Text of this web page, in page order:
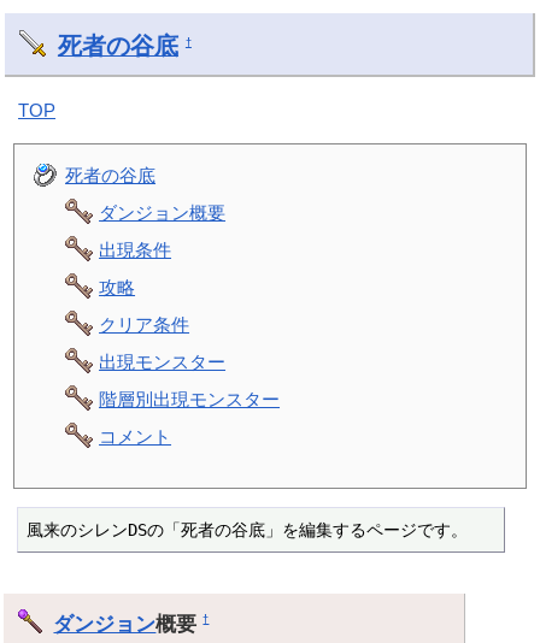
死者の谷底 †
TOP
死者の谷底
ダンジョン概要
出現条件
攻略
クリア条件
出現モンスター
階層別出現モンスター
コメント
風来のシレンDSの「死者の谷底」を編集するページです。
ダンジョン概要†